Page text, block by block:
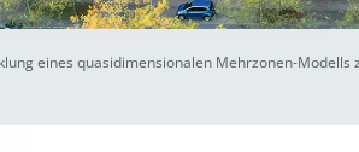
eines quasidimensionalen Mehrzonen-